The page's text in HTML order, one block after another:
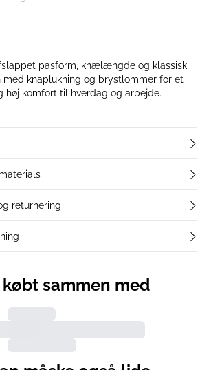
pasform, knælængde og klassisk
med knaplukning og brystlommer for et
høj komfort til hverdag og arbejde.
returnering
sammen med